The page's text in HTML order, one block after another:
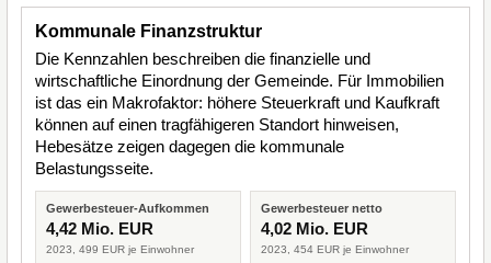
Kommunale Finanzstruktur
Die Kennzahlen beschreiben die finanzielle und
wirtschaftliche Einordnung der Gemeinde. Für Immobilien
ist das ein Makrofaktor: höhere Steuerkraft und Kaufkraft
können auf einen tragfähigeren Standort hinweisen,
Hebesätze zeigen dagegen die kommunale
Belastungsseite.
Gewerbesteuer-Aufkommen
4,42 Mio. EUR
2023, 499 EUR je Einwohner
Gewerbesteuer netto
4,02 Mio. EUR
2023, 454 EUR je Einwohner